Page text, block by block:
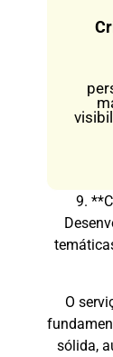
9.
O
sólida,